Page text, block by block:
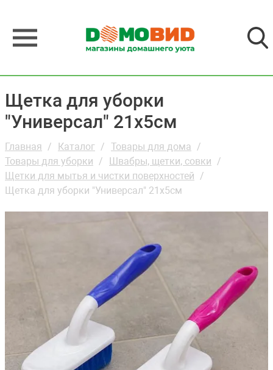
Щетка для уборки
"Универсал" 21х5см
Главная Каталог
Товары для дома
Товары для уборки
Швабры, щетки, совки
Щетки для мытья и чистки поверхностей
Щетка для уборки "Универсал" 21х5см